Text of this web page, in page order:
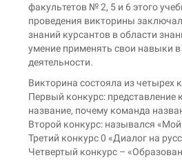
факультетов № 2, 5 и 6 этого
проведения викторины
знаний курсантов в области
умение применять свои навыки
деятельности.
Викторина состояла из четырех
Первый конкурс: представление
название, почему команда
Второй конкурс: назывался
Третий конкурс 0 «Диалог на
Четвертый конкурс –